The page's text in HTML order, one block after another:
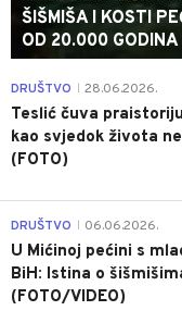
ŠIŠMIŠA I KOSTI
OD 20.000
DRUŠTVO 28.06.2026.
Teslić čuva
kao svjedok života
(FOTO)
DRUŠTVO 06.06.2026.
U Mićinoj pećini s
BiH: Istina o
(FOTO/VIDEO)